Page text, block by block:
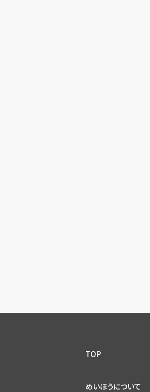
TOP
めいほうについて